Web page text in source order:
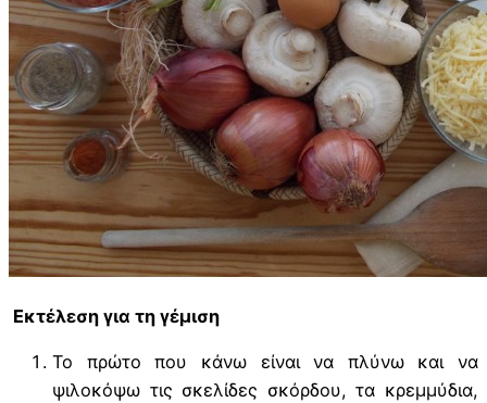
Εκτέλεση για τη γέμιση
Το πρώτο που κάνω είναι να πλύνω και να
ψιλοκόψω τις σκελίδες σκόρδου, τα κρεμμύδια,